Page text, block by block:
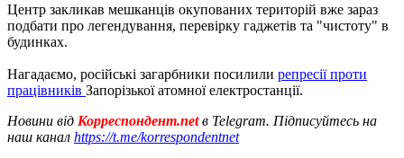
Центр закликав мешканців окупованих територій вже зараз
подбати про легендування, перевірку гаджетів та "чистоту" в
будинках.
Нагадаємо, російські загарбники посилили репресії проти
працівників Запорізької атомної електростанції.
Новини від Корреспондент.netв Telegram. Підписуйтесь на
наш канал https://t.me/korrespondentnet